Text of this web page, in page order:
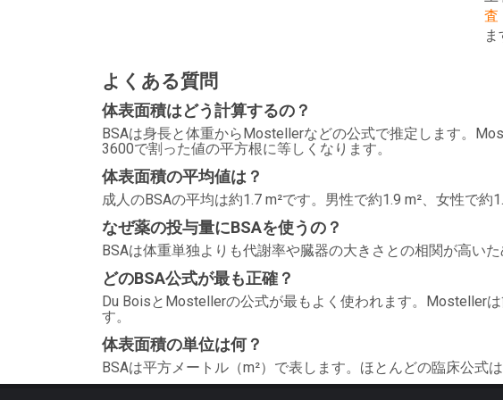
査
ま
よくある質問
体表面積はどう計算するの？
BSAは身長と体重からMostellerなどの公式で推定します。
3600で割った値の平方根に等しくなります。
体表面積の平均値は？
成人のBSAの平均は約1.7 m²です。男性で約1.9 m²、女性で約
なぜ薬の投与量にBSAを使うの？
BSAは体重単独よりも代謝率や臓器の大きさとの相関が高い
どのBSA公式が最も正確？
Du BoisとMostellerの公式が最もよく使われます。Mosteller
す。
体表面積の単位は何？
BSAは平方メートル（m²）で表します。ほとんどの臨床公式